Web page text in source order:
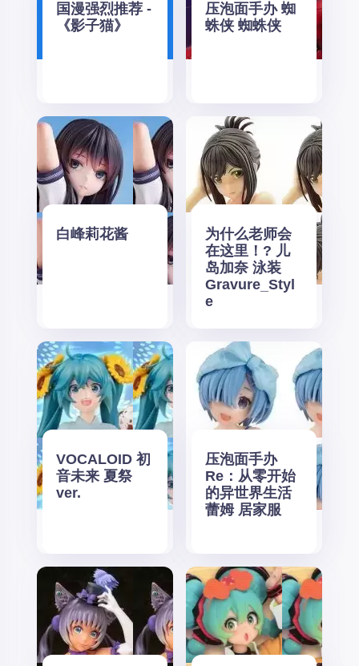
国漫强烈推荐 -
《影子猫》
压泡面手办 蜘
蛛侠 蜘蛛侠
白峰莉花酱
为什么老师会
在这里！? 儿
岛加奈 泳装
Gravure_Styl
e
VOCALOID 初
音未来 夏祭
ver.
压泡面手办
Re：从零开始
的异世界生活
蕾姆 居家服